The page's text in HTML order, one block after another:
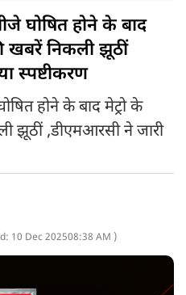
घोषित होने के बाद
खबरें निकली झूठीं
स्पष्टीकरण
होने के बाद मेट्रो के
झूठीं ,डीएमआरसी ने जारी
10 Dec 202508:38 AM )